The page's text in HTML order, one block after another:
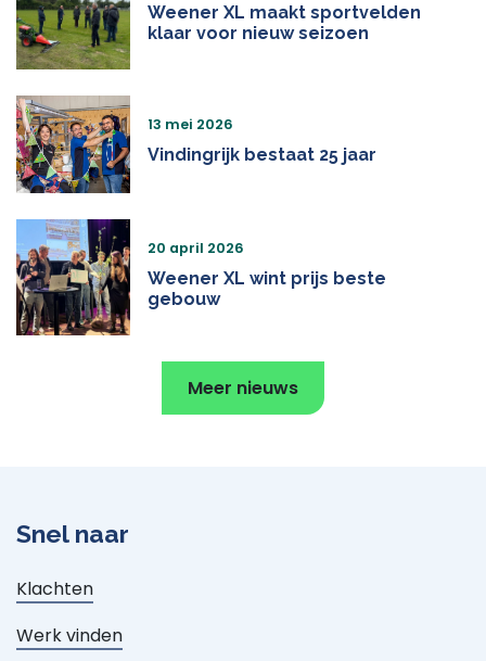
Weener XL maakt sportvelden
klaar voor nieuw seizoen
Vindingrijk bestaat 25 jaar
13 mei 2026
Weener XL wint prijs beste
gebouw
20 april 2026
Meer nieuws
Snel naar
Klachten
Werk vinden